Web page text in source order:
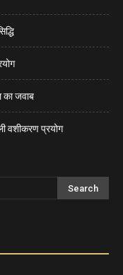
का जवाब
वशीकरण प्रयोग